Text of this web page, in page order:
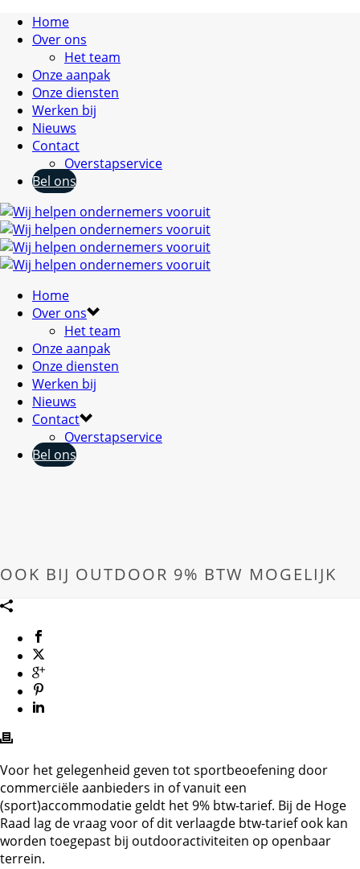
Home
Over ons
Het team
Onze aanpak
Onze diensten
Werken bij
Nieuws
Contact
Overstapservice
Bel ons
Home
Over ons
Het team
Onze aanpak
Onze diensten
Werken bij
Nieuws
Contact
Overstapservice
Bel ons
OOK BIJ OUTDOOR 9% BTW MOGELIJK
Voor het gelegenheid geven tot sportbeoefening door
commerciële aanbieders in of vanuit een
(sport)accommodatie geldt het 9% btw-tarief. Bij de Hoge
Raad lag de vraag voor of dit verlaagde btw-tarief ook kan
worden toegepast bij outdooractiviteiten op openbaar
terrein.